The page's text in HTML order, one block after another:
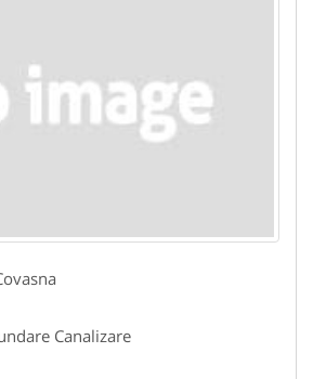
Canalizare